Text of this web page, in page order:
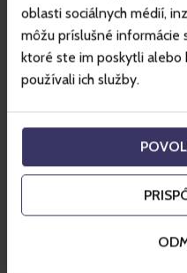
oblasti sociálnych médií,
môžu príslušné informácie
ktoré ste im poskytli alebo
používali ich služby.
Sikló Hrebienokra:
felett) sikló viszi fel.
csomópont, ahonnan
illetve nehezebb túrákra a
is megfelelő.
körülbelül 5–7